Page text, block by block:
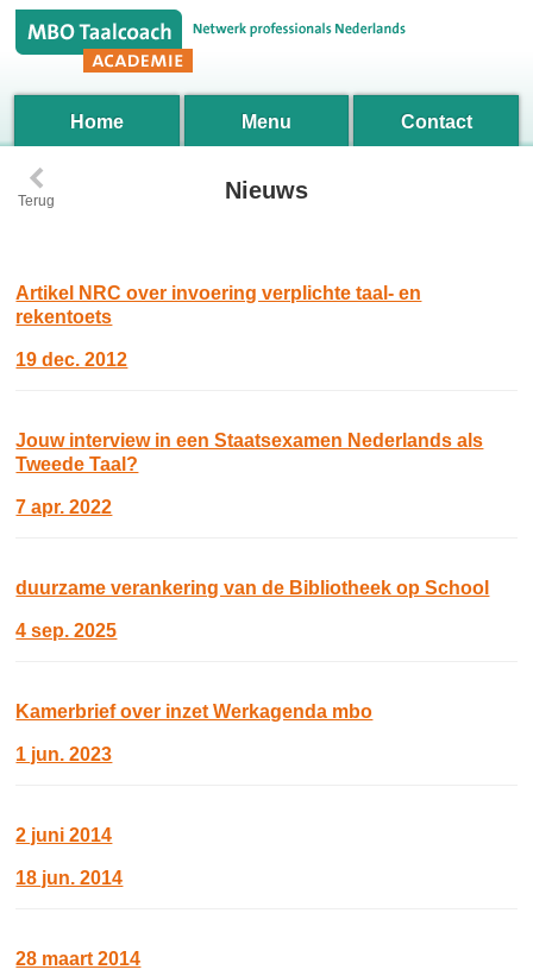
Home Menu Contact
‹
Terug Nieuws
Artikel NRC over invoering verplichte taal- en
rekentoets
19 dec. 2012
Jouw interview in een Staatsexamen Nederlands als
Tweede Taal?
7 apr. 2022
duurzame verankering van de Bibliotheek op School
4 sep. 2025
Kamerbrief over inzet Werkagenda mbo
1 jun. 2023
2 juni 2014
18 jun. 2014
28 maart 2014